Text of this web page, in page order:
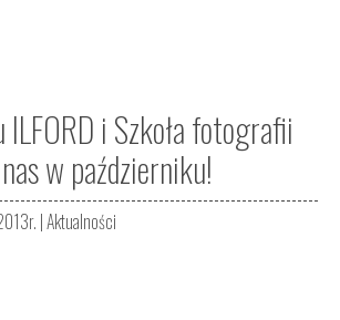
ILFORD i Szkoła fotografii
w październiku!
|Aktualności